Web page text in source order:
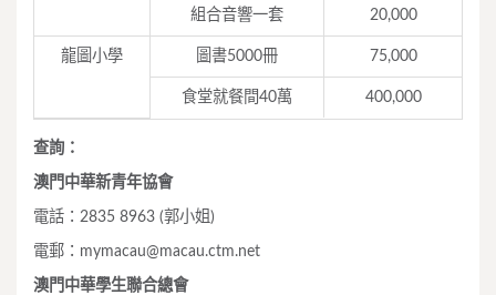
組合音響一套 20,000
龍圖小學 圖書5000冊 75,000
食堂就餐間40萬 400,000
查詢：
澳門中華新青年協會
電話：2835 8963 (郭小姐)
電郵： mymacau@macau.ctm.net
澳門中華學生聯合總會